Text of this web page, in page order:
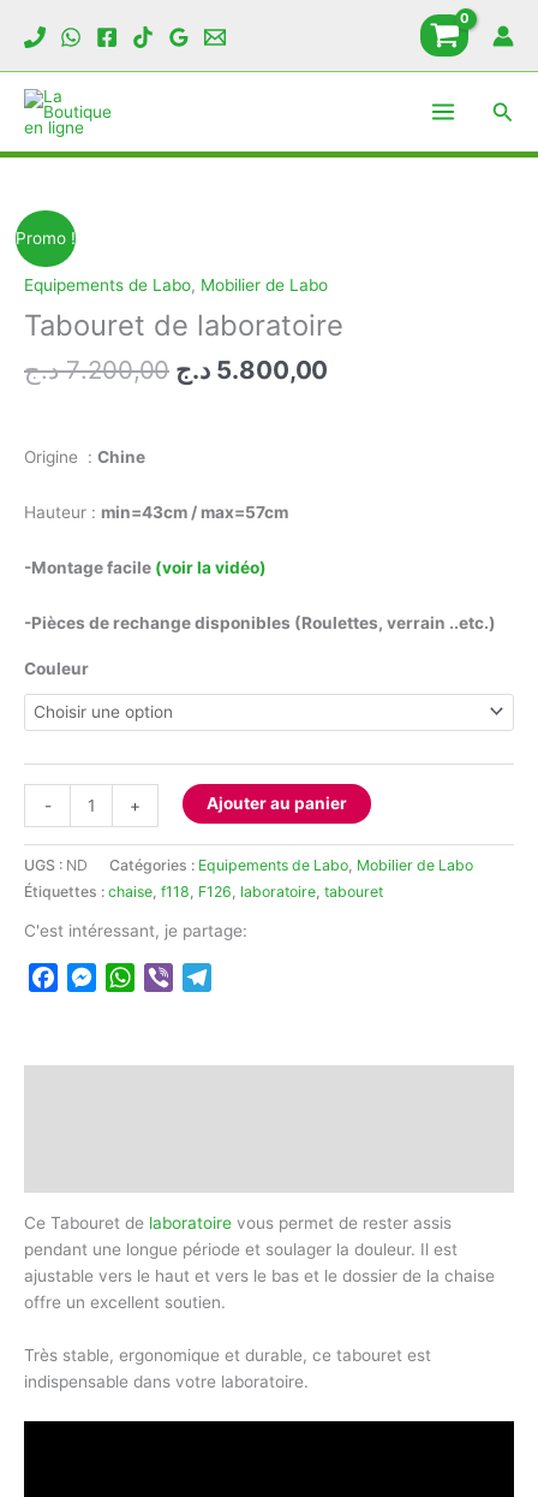
Promo !
Equipements de Labo, Mobilier de Labo
Tabouret de laboratoire
7.200,00 د.ج
Le
prix
5.800,00 د.ج
Origine : Chine
Hauteur : min=43cm / max=57cm
-Montage facile (voir la vidéo)
-Pièces de rechange disponibles (Roulettes, verrain ..etc.)
Couleur
-
de
Tabouret
de
laboratoire
+ Ajouter au panier
UGS : ND Catégories : Equipements de Labo Mobilier de Labo
Étiquettes : chaise f118 F126 laboratoire tabouret
C'est intéressant, je partage:
FacebookMessenger
WhatsApp
Viber
Ce Tabouret de laboratoire vous permet de rester assis
pendant une longue période et soulager la douleur. Il est
ajustable vers le haut et vers le bas et le dossier de la chaise
offre un excellent soutien.
Très stable, ergonomique et durable, ce tabouret est
indispensable dans votre laboratoire.